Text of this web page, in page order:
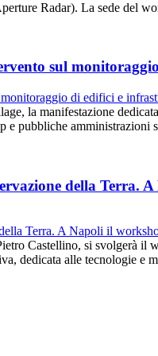
Radar). La sede del
sul
la manifestazione
e pubbliche
della
Castellino, si svolgerà
dedicata alle tecnologie e